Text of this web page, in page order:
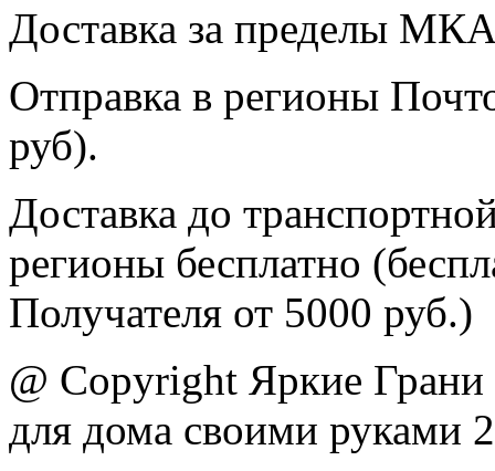
Доставка за пределы
Отправка в регионы
руб).
Доставка до
регионы бесплатно
Получателя от 5000 руб.)
@ Copyright Яркие Грани
для дома своими руками